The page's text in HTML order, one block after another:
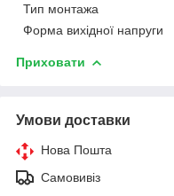
Тип монтажа
Форма вихідної напруги
Приховати
Умови доставки
Нова Пошта
Самовивіз